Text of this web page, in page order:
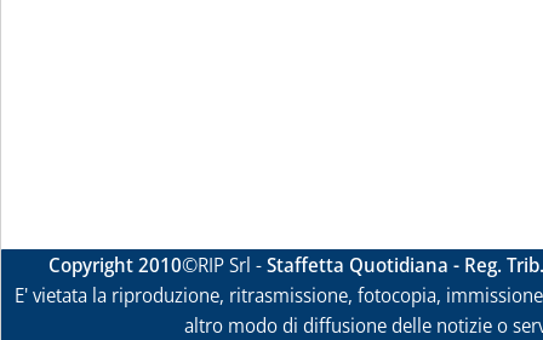
Copyright 2010©RIP Srl -Staffetta Quotidiana - Reg.
E' vietata la riproduzione, ritrasmissione, fotocopia,
altro modo di diffusione delle notizie o